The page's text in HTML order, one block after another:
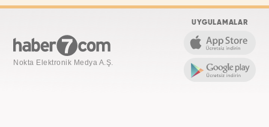
Nokta Elektronik Medya A.Ş.
UYGULAMALAR